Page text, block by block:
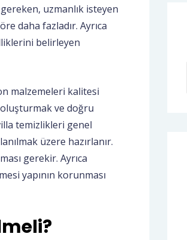
uzmanlık isteyen
daha fazladır. Ayrıca
belirleyen
malzemeleri kalitesi
ve doğru
temizlikleri genel
üzere hazırlanır.
gerekir. Ayrıca
yapının korunması